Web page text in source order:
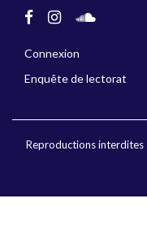
Connexion
Enquête de lectorat
Reproductions interdites